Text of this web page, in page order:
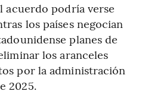
acuerdo podría verse
los países negocian
planes de
los aranceles
por la administración
2025.